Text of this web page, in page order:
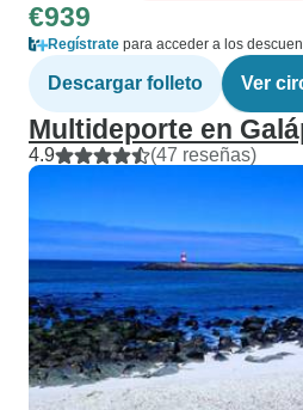
€939
Regístrate para acceder a los
Descargar folleto Ver
Multideporte en
4.9 (47 reseñas)